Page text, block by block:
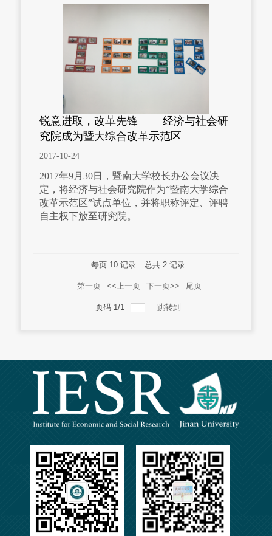
锐意进取，改革先锋 ——经济与社会研
究院成为暨大综合改革示范区
2017-10-24
2017年9月30日，暨南大学校长办公会议决
定，将经济与社会研究院作为“暨南大学综合
改革示范区”试点单位，并将职称评定、评聘
自主权下放至研究院。
每页 10记录 总共 2记录
第一页 <<上一页 下一页>> 尾页
页码 1/1 跳转到